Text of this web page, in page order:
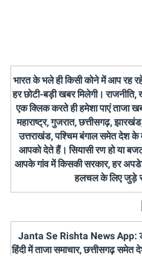
भारत के भले ही किसी कोने में आप रह
हर छोटी-बड़ी खबर मिलेगी।
एक क्लिक करते ही हमेशा पाएं ताजा
महाराष्ट्र, गुजरात, छत्तीसगढ़,
उत्तराखंड, पश्चिम बंगाल समेत देश के
आपको देते हैं। सियासी रण हो या
आपके गांव में किसकी सरकार, हर
हलचल के लिए जुड़े
Janta Se Rishta News App:
हिंदी में ताजा समाचार, छत्तीसगढ़